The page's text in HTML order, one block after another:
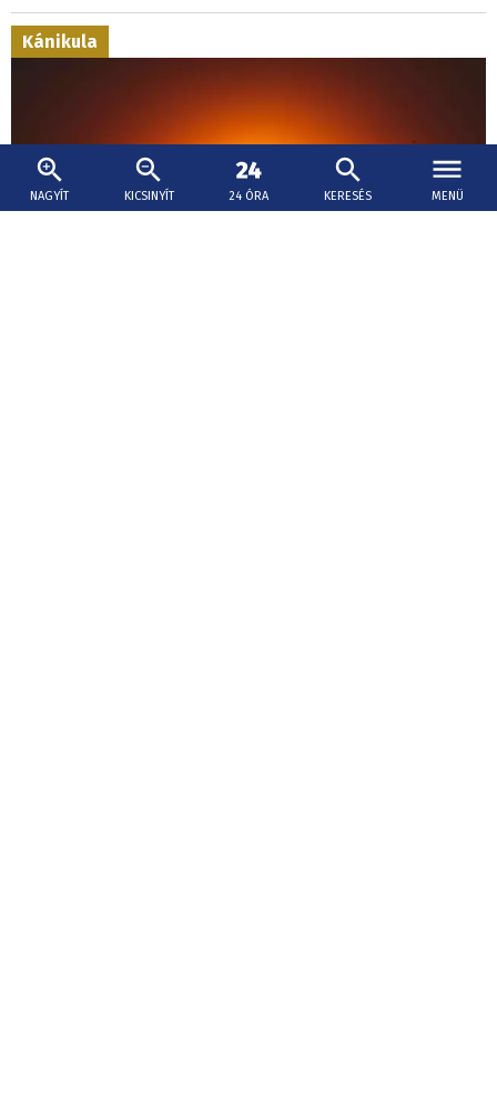
NAGYÍT KICSINYÍT 24 ÓRA KERESÉS MENÜ
Kánikula